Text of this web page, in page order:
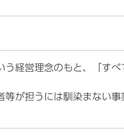
経営理念のもと、「すべ
が担うには馴染まない事